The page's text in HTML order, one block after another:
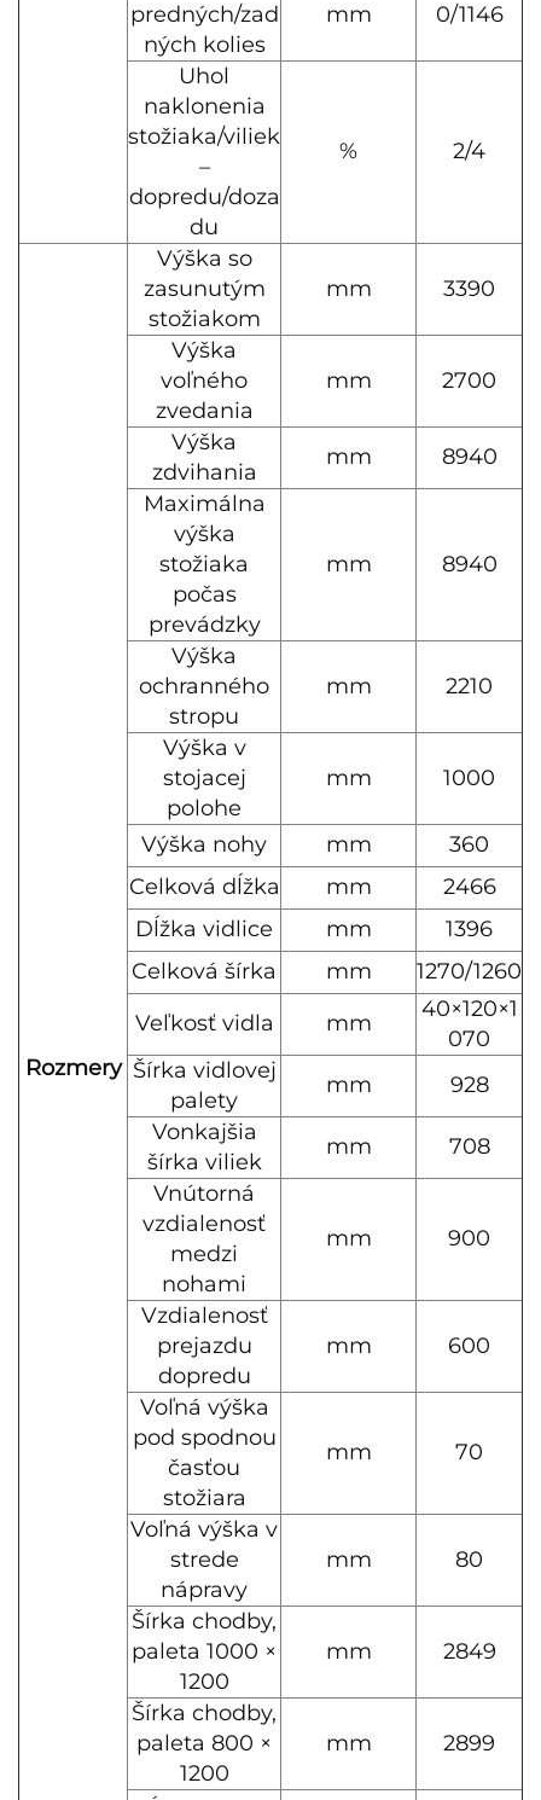
predných/zad
ných kolies
mm 0/1146
Uhol
naklonenia
stožiaka/viliek
–
dopredu/doza
du
% 2/4
Rozmery
Výška so
zasunutým
stožiakom
mm 3390
Výška
voľného
zvedania
mm 2700
Výška
zdvihania
mm
8940
Maximálna
výška
stožiaka
počas
prevádzky
mm 8940
Výška
ochranného
stropu
mm 2210
Výška v
stojacej
polohe
mm 1000
Výška nohy mm
360
Celková dĺžka
mm
2466
Dĺžka vidlice
mm
1396
Celková šírka
mm
1270/1260
Veľkosť vidla
mm
40×120×1
070
Šírka vidlovej
palety
mm
928
Vonkajšia
šírka viliek
mm
708
Vnútorná
vzdialenosť
medzi
nohami
mm 900
Vzdialenosť
prejazdu
dopredu
mm 600
Voľná výška
pod spodnou
časťou
stožiara
mm 70
Voľná výška v
strede
nápravy
mm 80
Šírka chodby,
paleta 1000 ×
1200
mm 2849
Šírka chodby,
paleta 800 ×
1200
mm 2899